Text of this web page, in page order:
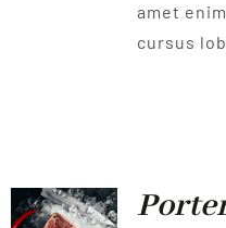
amet
cursus